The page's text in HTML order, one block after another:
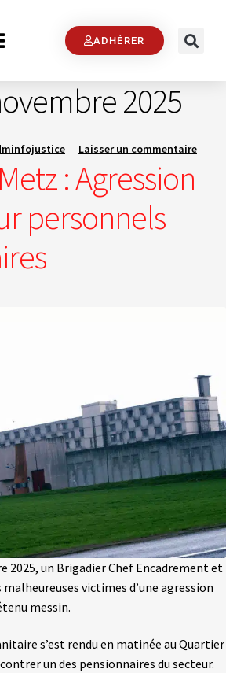
ADHÉRER
2025
— Laisser un commentaire
: Agression
personnels
2025, un Brigadier Chef Encadrement et
victimes d’une agression
messin.
s’est rendu en matinée au Quartier
un des pensionnaires du secteur.